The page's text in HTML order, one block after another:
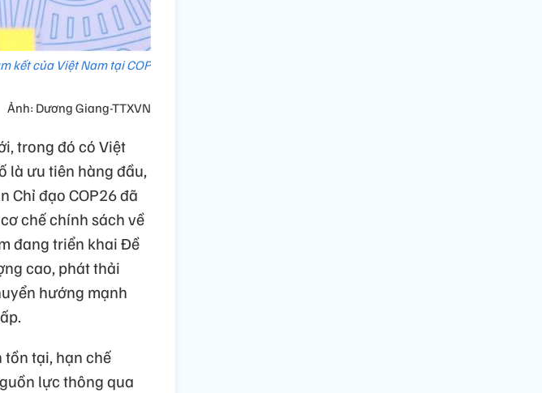
kết của Việt Nam tại COP
Ảnh: Dương Giang-TTXVN
trong đó có Việt
là ưu tiên hàng đầu,
Chỉ đạo COP26 đã
chế chính sách về
đang triển khai Đề
cao, phát thải
hướng mạnh
tại, hạn chế
lực thông qua